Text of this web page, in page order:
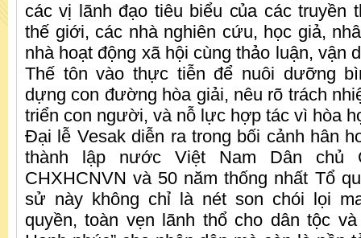
các vị lãnh đạo tiêu biểu của các truyền
thế giới, các nhà nghiên cứu, học giả,
nhà hoạt động xã hội cùng thảo luận, vận
Thế tôn vào thực tiễn để nuôi dưỡng
dựng con đường hòa giải, nêu rõ trách
triển con người, và nỗ lực hợp tác vì hòa
Đại lễ Vesak diễn ra trong bối cảnh hân
thành lập nước Việt Nam Dân chủ
CHXHCNVN và 50 năm thống nhất Tổ
sử này không chỉ là nét son chói lọi
quyền, toàn vẹn lãnh thổ cho dân tộc